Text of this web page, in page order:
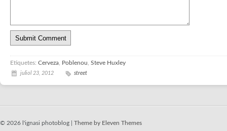
Etiquetes: Cerveza Poblenou Steve Huxley
juliol 23, 2012 street
© 2026 l'ignasi photoblog | Theme by Eleven Themes